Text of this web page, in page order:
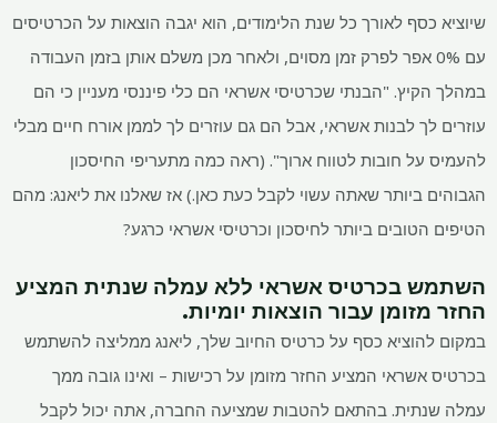
שיוציא כסף לאורך כל שנת הלימודים, הוא יגבה הוצאות על הכרטיסים
עם 0% אפר לפרק זמן מסוים, ולאחר מכן משלם אותן בזמן העבודה
במהלך הקיץ. "הבנתי שכרטיסי אשראי הם כלי פיננסי מעניין כי הם
עוזרים לך לבנות אשראי, אבל הם גם עוזרים לך לממן אורח חיים מבלי
להעמיס על חובות לטווח ארוך". (ראה כמה מתעריפי החיסכון
הגבוהים ביותר שאתה עשוי לקבל כעת כאן.) אז שאלנו את ליאנג: מהם
הטיפים הטובים ביותר לחיסכון וכרטיסי אשראי כרגע?
השתמש בכרטיס אשראי ללא עמלה שנתית המציע
החזר מזומן עבור הוצאות יומיות.
במקום להוציא כסף על כרטיס החיוב שלך, ליאנג ממליצה להשתמש
בכרטיס אשראי המציע החזר מזומן על רכישות – ואינו גובה ממך
עמלה שנתית. בהתאם להטבות שמציעה החברה, אתה יכול לקבל